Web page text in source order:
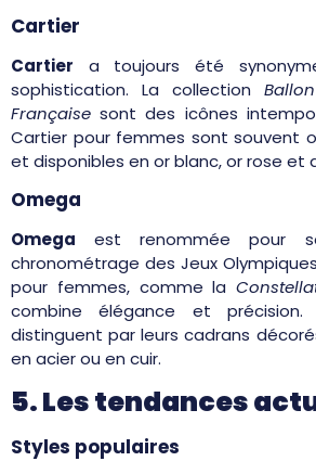
Cartier
Cartier a toujours été
sophistication. La collection
Française sont des icônes
Cartier pour femmes sont souvent
et disponibles en or blanc, or rose et
Omega
Omega est renommée pour
chronométrage des Jeux
pour femmes, comme la
combine élégance et
distinguent par leurs cadrans
en acier ou en cuir.
5. Les tendances
Styles populaires